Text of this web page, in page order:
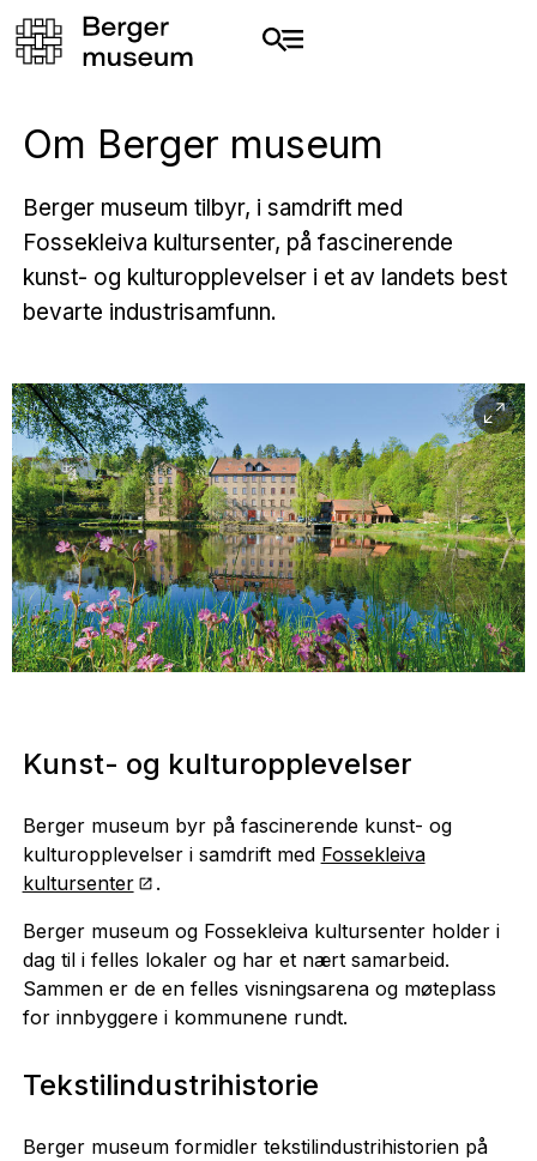
Om Berger museum
Berger museum tilbyr, i samdrift med
Fossekleiva kultursenter, på fascinerende
kunst- og kulturopplevelser i et av landets best
bevarte industrisamfunn.
Kunst- og kulturopplevelser
Berger museum byr på fascinerende kunst- og
kulturopplevelser i samdrift med Fossekleiva
kultursenter
.
Berger museum og Fossekleiva kultursenter holder i
dag til i felles lokaler og har et nært samarbeid.
Sammen er de en felles visningsarena og møteplass
for innbyggere i kommunene rundt.
Tekstilindustrihistorie
Berger museum formidler tekstilindustrihistorien på